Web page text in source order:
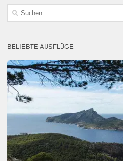
Suchen
BELIEBTE AUSFLÜGE